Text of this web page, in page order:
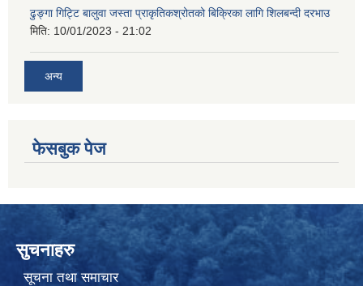
ढुङ्गा गिट्टि बालुवा जस्ता प्राकृतिकश्रोतको बिक्रिका लागि शिलबन्दी दरभाउ
मिति: 10/01/2023 - 21:02
अन्य
फेसबुक पेज
सुचनाहरु
सूचना तथा समाचार